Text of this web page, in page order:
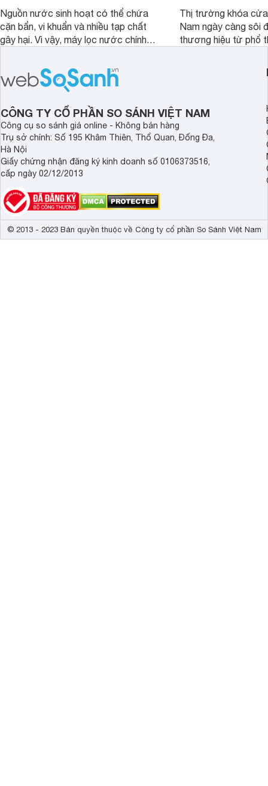
Nguồn nước sinh hoạt có thể chứa
cặn bẩn, vi khuẩn và nhiều tạp chất
gây hại. Vì vậy, máy lọc nước chính
sức khỏe và đảm bảo nguồn nước
sạch cho cả gia đình.
Thị trường khóa
Nam ngày càng sôi
thương hiệu từ phổ
cửa điện tử hãng
sẽ so sánh 5
Demax, Hubert và
CÔNG TY CỔ PHẦN SO SÁNH VIỆT NAM
Công cụ so sánh giá online - Không bán hàng
Trụ sở chính: Số 195 Khâm Thiên, Thổ Quan, Đống Đa,
Hà Nội
Giấy chứng nhận đăng ký kinh doanh số 0106373516,
cấp ngày 02/12/2013
© 2013 - 2023 Bản quyền thuộc về Công ty cổ phần So Sánh Việt Nam